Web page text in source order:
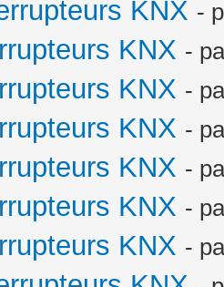
KNX -
KNX -
KNX -
KNX -
KNX -
KNX -
KNX -